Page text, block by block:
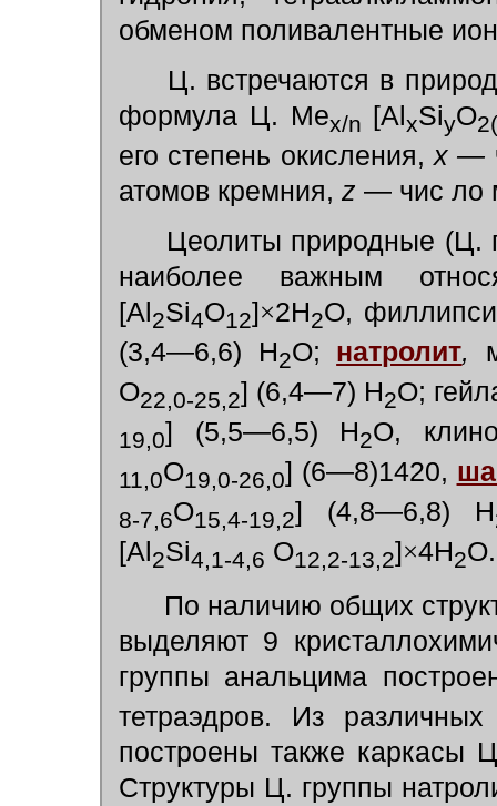
обменом поливалентные
Ц. встречаются в
формула Ц. Mex/n [Al xSiyO
его степень окисления, х —
атомов кремния, z — чис ло
Цеолиты природные (Ц.
наиболее важным
[Al 2Si4O12] ×2H2O,
(3,4—6,6) Н2О; натролит,
О22,0-25,2] (6,4—7) H2O;
19,0] (5,5—6,5) H2O,
11,0O19,0-26,0] (6—8)1420,
8-7,6O15,4-19,2] (4,8—6,8) Н
[Al2Si4,1-4,6 O12,2-13,2]×4H2O.
По наличию общих
выделяют 9
группы анальцима
тетраэдров. Из
построены также каркасы
Структуры Ц. группы